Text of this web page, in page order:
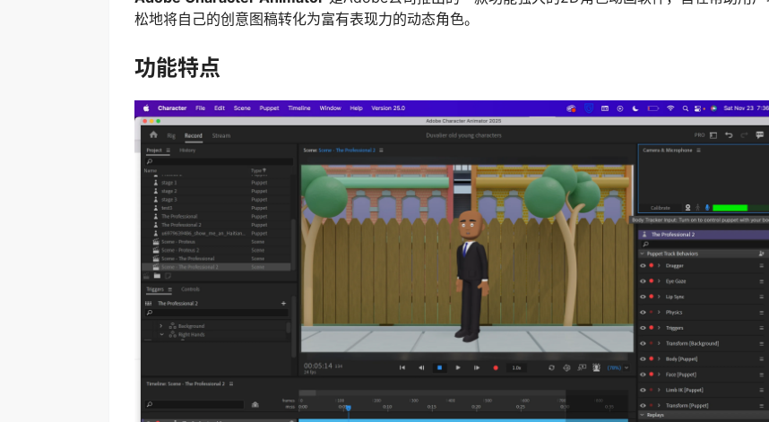
松地将自己的创意图稿转化为富有表现力的动态角色。
功能特点